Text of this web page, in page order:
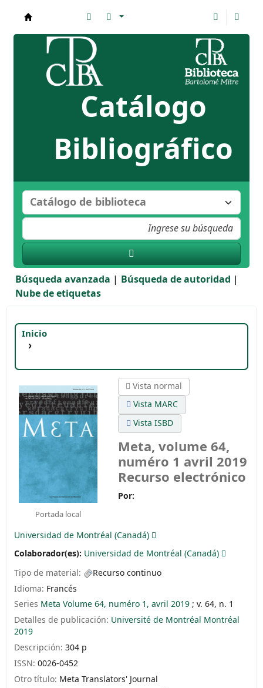
Biblioteca Bartolomé Mitre
Catálogo
Bibliográfico
Búsqueda avanzada
Búsqueda de autoridad
Nube de etiquetas
Inicio
Portada local
Vista normal
Vista MARC
Vista ISBD
Meta, volume 64,
numéro 1 avril 2019
Recurso electrónico
Por:
Universidad de Montréal (Canadá)
Colaborador(es): Universidad de Montréal (Canadá)
Tipo de material:
Recurso continuo
Idioma: Francés
Series Meta Volume 64, numéro 1, avril 2019; v. 64, n. 1
Detalles de publicación: Université de Montréal Montréal
2019
Descripción:304 p
ISSN:0026-0452
Otro título: Meta Translators' Journal